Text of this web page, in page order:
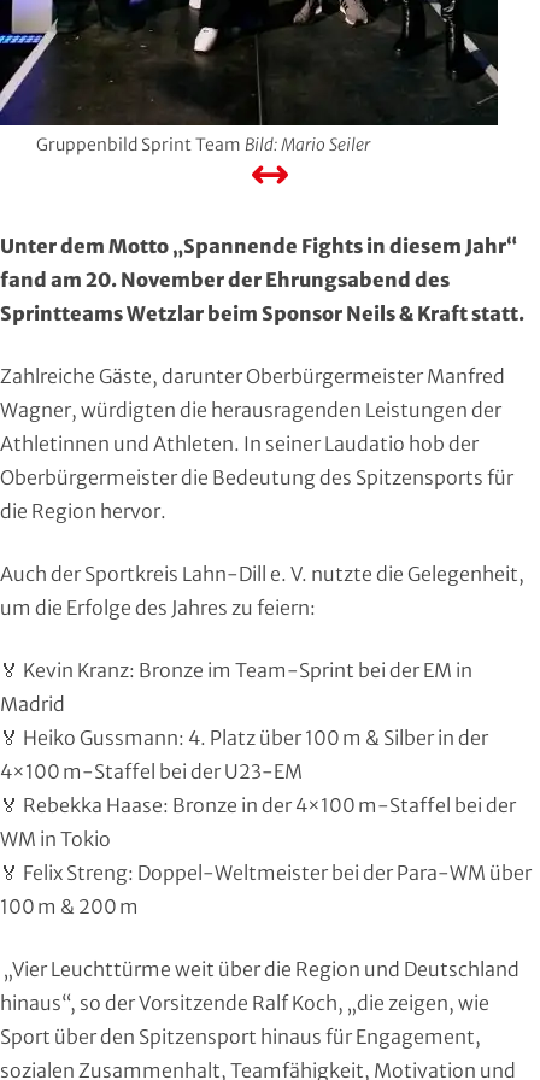
Gruppenbild Sprint Team Bild: Mario Seiler
Unter dem Motto „Spannende Fights in diesem Jahr“
fand am 20. November der Ehrungsabend des
Sprintteams Wetzlar beim Sponsor Neils & Kraft statt.
Zahlreiche Gäste, darunter Oberbürgermeister Manfred
Wagner, würdigten die herausragenden Leistungen der
Athletinnen und Athleten. In seiner Laudatio hob der
Oberbürgermeister die Bedeutung des Spitzensports für
die Region hervor.
Auch der Sportkreis Lahn-Dill e. V. nutzte die Gelegenheit,
um die Erfolge des Jahres zu feiern:
🏅 Kevin Kranz: Bronze im Team-Sprint bei der EM in
Madrid
🏅 Heiko Gussmann: 4. Platz über 100 m & Silber in der
4×100 m-Staffel bei der U23-EM
🏅 Rebekka Haase: Bronze in der 4×100 m-Staffel bei der
WM in Tokio
🏅 Felix Streng: Doppel-Weltmeister bei der Para-WM über
100 m & 200 m
„Vier Leuchttürme weit über die Region und Deutschland
hinaus“, so der Vorsitzende Ralf Koch, „die zeigen, wie
Sport über den Spitzensport hinaus für Engagement,
sozialen Zusammenhalt, Teamfähigkeit, Motivation und
Region Kassel
Rheingau-Taunus
Schwalm-Eder
Waldeck-Frankenberg
Werra-Meißner
Wetterau
Wiesbaden
DAV
Eishockey
Eissport
Floorball
Frisbeesport
Fußball
Gehörlosen Sport
Golf
Handball
Ju-Jutsu
Judo
Kanu
Karate
Kegeln und Bowling
Leichtathletik
Luftsport